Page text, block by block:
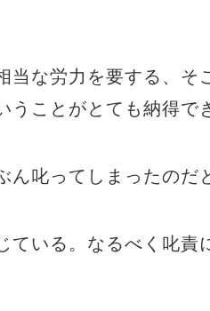
当な労力を要する、そ
ことがとても納得で
ん叱って しまったのだ
ている。なるべく叱責